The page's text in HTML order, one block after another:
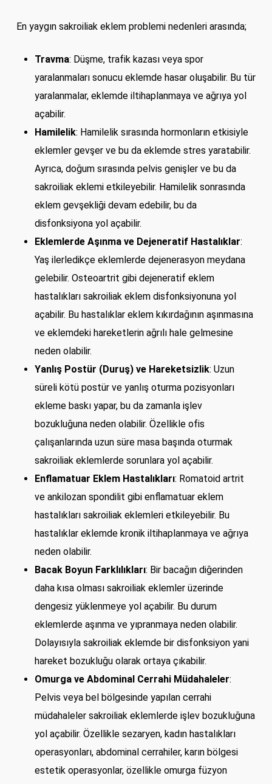
En yaygın sakroiliak eklem problemi nedenleri arasında;
Travma: Düşme, trafik kazası veya spor
yaralanmaları sonucu eklemde hasar oluşabilir. Bu tür
yaralanmalar, eklemde iltihaplanmaya ve ağrıya yol
açabilir.
Hamilelik: Hamilelik sırasında hormonların etkisiyle
eklemler gevşer ve bu da eklemde stres yaratabilir.
Ayrıca, doğum sırasında pelvis genişler ve bu da
sakroiliak eklemi etkileyebilir. Hamilelik sonrasında
eklem gevşekliği devam edebilir, bu da
disfonksiyona yol açabilir.
Eklemlerde Aşınma ve Dejeneratif Hastalıklar:
Yaş ilerledikçe eklemlerde dejenerasyon meydana
gelebilir. Osteoartrit gibi dejeneratif eklem
hastalıkları sakroiliak eklem disfonksiyonuna yol
açabilir. Bu hastalıklar eklem kıkırdağının aşınmasına
ve eklemdeki hareketlerin ağrılı hale gelmesine
neden olabilir.
Yanlış Postür (Duruş) ve Hareketsizlik: Uzun
süreli kötü postür ve yanlış oturma pozisyonları
ekleme baskı yapar, bu da zamanla işlev
bozukluğuna neden olabilir. Özellikle ofis
çalışanlarında uzun süre masa başında oturmak
sakroiliak eklemlerde sorunlara yol açabilir.
Enflamatuar Eklem Hastalıkları: Romatoid artrit
ve ankilozan spondilit gibi enflamatuar eklem
hastalıkları sakroiliak eklemleri etkileyebilir. Bu
hastalıklar eklemde kronik iltihaplanmaya ve ağrıya
neden olabilir.
Bacak Boyun Farklılıkları: Bir bacağın diğerinden
daha kısa olması sakroiliak eklemler üzerinde
dengesiz yüklenmeye yol açabilir. Bu durum
eklemlerde aşınma ve yıpranmaya neden olabilir.
Dolayısıyla sakroiliak eklemde bir disfonksiyon yani
hareket bozukluğu olarak ortaya çıkabilir.
Omurga ve Abdominal Cerrahi Müdahaleler:
Pelvis veya bel bölgesinde yapılan cerrahi
müdahaleler sakroiliak eklemlerde işlev bozukluğuna
yol açabilir. Özellikle sezaryen, kadın hastalıkları
operasyonları, abdominal cerrahiler, karın bölgesi
estetik operasyonlar, özellikle omurga füzyon